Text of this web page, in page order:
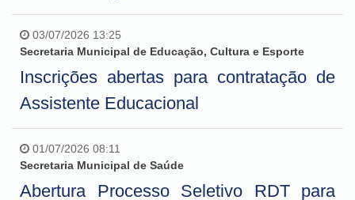
03/07/2026 13:25
Secretaria Municipal de Educação, Cultura e Esporte
Inscrições abertas para contratação de
Assistente Educacional
01/07/2026 08:11
Secretaria Municipal de Saúde
Abertura Processo Seletivo RDT para